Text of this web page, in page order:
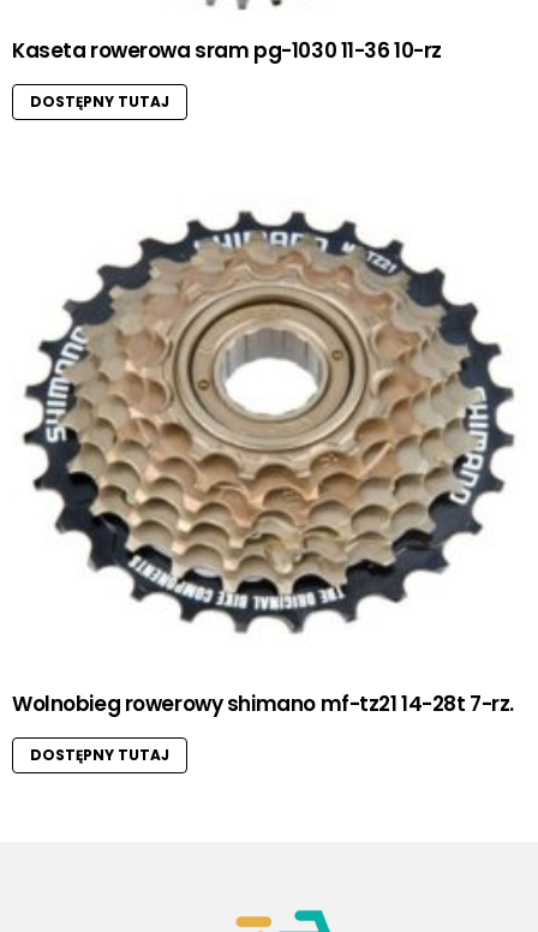
Kaseta rowerowa sram pg-1030 11-36 10-rz
DOSTĘPNY TUTAJ
Wolnobieg rowerowy shimano mf-tz21 14-28t 7-rz.
DOSTĘPNY TUTAJ